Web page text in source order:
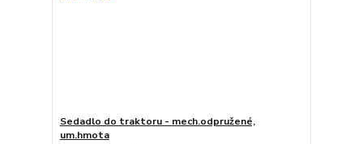
Sedadlo do traktoru - mech.odpružené,
um.hmota